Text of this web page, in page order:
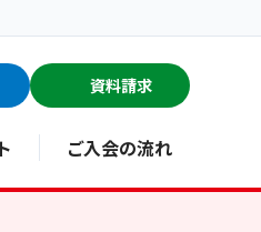
資料請求
ご入会の流れ